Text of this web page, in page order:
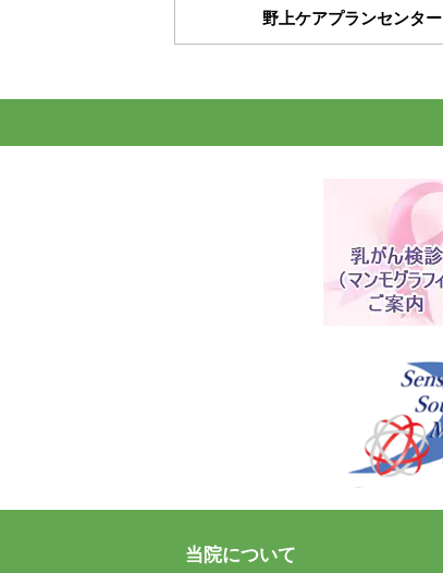
野上ケアプランセンター
当院について